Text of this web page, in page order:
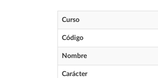
Curso
Código
Nombre
Carácter